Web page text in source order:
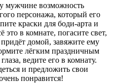
мужчине возможность
персонажа, который его
краски для боди-арта и
это в комнате, погасите свет,
домой, завяжите ему
лёгким праздничным
ведите его в комнату.
и предложить свои
понравится!